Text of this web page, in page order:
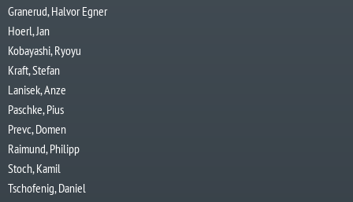
Granerud, Halvor Egner
Hoerl, Jan
Kobayashi, Ryoyu
Kraft, Stefan
Lanisek, Anze
Paschke, Pius
Prevc, Domen
Raimund, Philipp
Stoch, Kamil
Tschofenig, Daniel